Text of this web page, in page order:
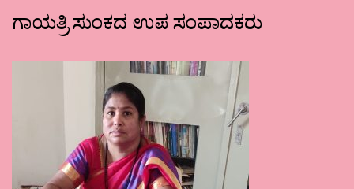
ಗಾಯತ್ರಿ ಸುಂಕದ ಉಪ ಸಂಪಾದಕರು